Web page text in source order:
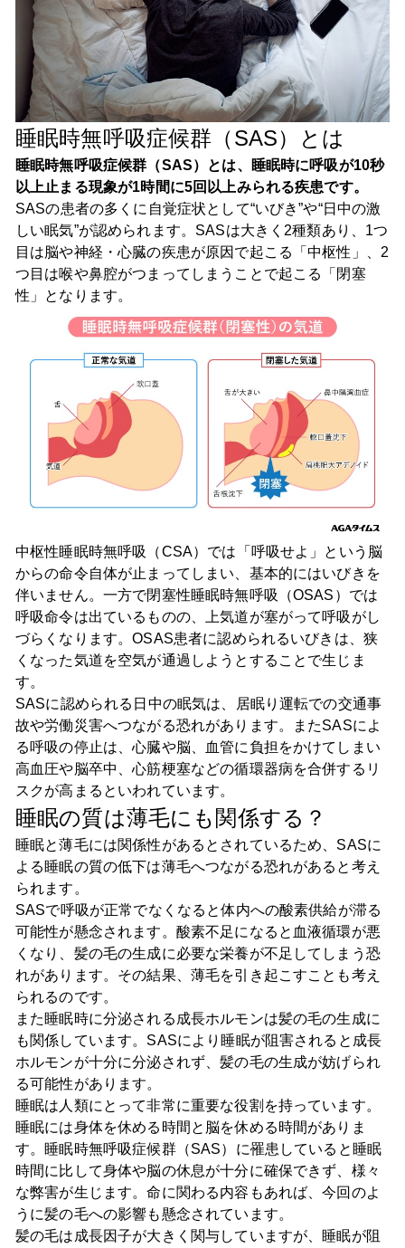
睡眠時無呼吸症候群（SAS）とは
睡眠時無呼吸症候群（SAS）とは、睡眠時に呼吸が10秒
以上止まる現象が1時間に5回以上みられる疾患です。
SASの患者の多くに自覚症状として“いびき”や“日中の激
しい眠気”が認められます。SASは大きく2種類あり、1つ
目は脳や神経・心臓の疾患が原因で起こる「中枢性」、2
つ目は喉や鼻腔がつまってしまうことで起こる「閉塞
性」となります。
中枢性睡眠時無呼吸（CSA）では「呼吸せよ」という脳
からの命令自体が止まってしまい、基本的にはいびきを
伴いません。一方で閉塞性睡眠時無呼吸（OSAS）では
呼吸命令は出ているものの、上気道が塞がって呼吸がし
づらくなります。OSAS患者に認められるいびきは、狭
くなった気道を空気が通過しようとすることで生じま
す。
SASに認められる日中の眠気は、居眠り運転での交通事
故や労働災害へつながる恐れがあります。またSASによ
る呼吸の停止は、心臓や脳、血管に負担をかけてしまい
高血圧や脳卒中、心筋梗塞などの循環器病を合併するリ
スクが高まるといわれています。
睡眠の質は薄毛にも関係する？
睡眠と薄毛には関係性があるとされているため、SASに
よる睡眠の質の低下は薄毛へつながる恐れがあると考え
られます。
SASで呼吸が正常でなくなると体内への酸素供給が滞る
可能性が懸念されます。酸素不足になると血液循環が悪
くなり、髪の毛の生成に必要な栄養が不足してしまう恐
れがあります。その結果、薄毛を引き起こすことも考え
られるのです。
また睡眠時に分泌される成長ホルモンは髪の毛の生成に
も関係しています。SASにより睡眠が阻害されると成長
ホルモンが十分に分泌されず、髪の毛の生成が妨げられ
る可能性があります。
睡眠は人類にとって非常に重要な役割を持っています。
睡眠には身体を休める時間と脳を休める時間がありま
す。睡眠時無呼吸症候群（SAS）に罹患していると睡眠
時間に比して身体や脳の休息が十分に確保できず、様々
な弊害が生じます。命に関わる内容もあれば、今回のよ
うに髪の毛への影響も懸念されています。
髪の毛は成長因子が大きく関与していますが、睡眠が阻